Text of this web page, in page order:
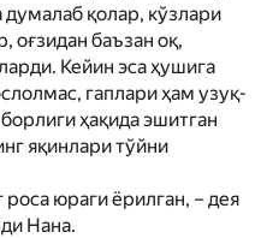
думалаб қолар, кўзлари
оғзидан баъзан оқ,
Кейин эса ҳушига
гаплари ҳам узуқ-
ҳақида эшитган
яқинлари тўйни
юраги ёрилган, – дея
Нана.